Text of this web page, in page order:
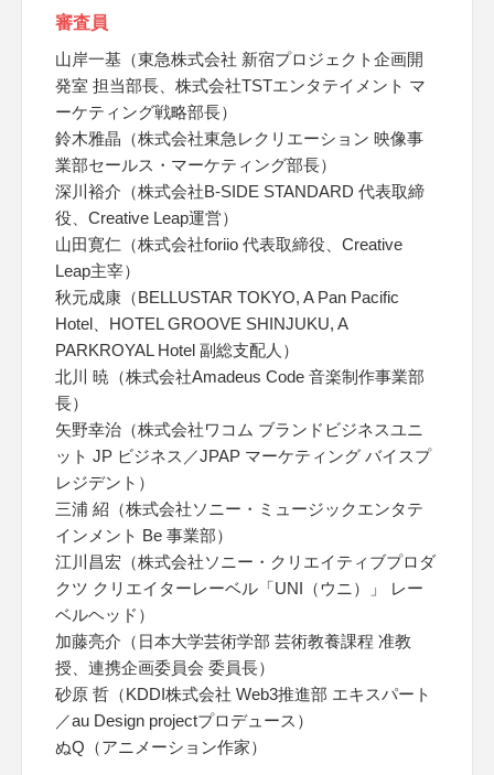
審査員
山岸一基（東急株式会社 新宿プロジェクト企画開
発室 担当部長、株式会社TSTエンタテイメント マ
ーケティング戦略部長）
鈴木雅晶（株式会社東急レクリエーション 映像事
業部セールス・マーケティング部長）
深川裕介（株式会社B-SIDE STANDARD 代表取締
役、Creative Leap運営）
山田寛仁（株式会社foriio 代表取締役、Creative
Leap主宰）
秋元成康（BELLUSTAR TOKYO, A Pan Pacific
Hotel、HOTEL GROOVE SHINJUKU, A
PARKROYAL Hotel 副総支配人）
北川 暁（株式会社Amadeus Code 音楽制作事業部
長）
矢野幸治（株式会社ワコム ブランドビジネスユニ
ット JP ビジネス／JPAP マーケティング バイスプ
レジデント）
三浦 紹（株式会社ソニー・ミュージックエンタテ
インメント Be 事業部）
江川昌宏（株式会社ソニー・クリエイティブプロダ
クツ クリエイターレーベル「UNI（ウニ）」 レー
ベルヘッド）
加藤亮介（日本大学芸術学部 芸術教養課程 准教
授、連携企画委員会 委員長）
砂原 哲（KDDI株式会社 Web3推進部 エキスパート
／au Design projectプロデュース）
ぬQ（アニメーション作家）